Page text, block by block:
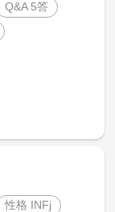
Q&A 5答
性格 INFj